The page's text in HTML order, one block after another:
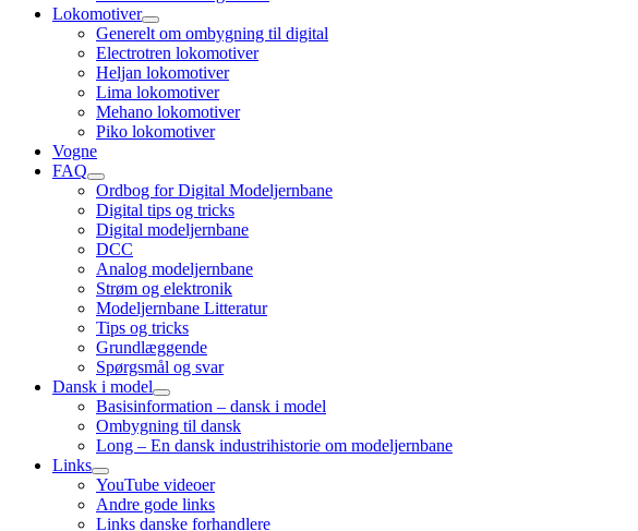
Lokomotiver
open
child
menu
Generelt om ombygning til digital
Electrotren lokomotiver
Heljan lokomotiver
Lima lokomotiver
Mehano lokomotiver
Piko lokomotiver
Vogne
FAQ
open
child
menu
Ordbog for Digital Modeljernbane
Digital tips og tricks
Digital modeljernbane
DCC
Analog modeljernbane
Strøm og elektronik
Modeljernbane Litteratur
Tips og tricks
Grundlæggende
Spørgsmål og svar
Dansk i model
open
child
menu
Basisinformation – dansk i model
Ombygning til dansk
Long – En dansk industrihistorie om modeljernbane
Links
open
child
menu
YouTube videoer
Andre gode links
Links danske forhandlere